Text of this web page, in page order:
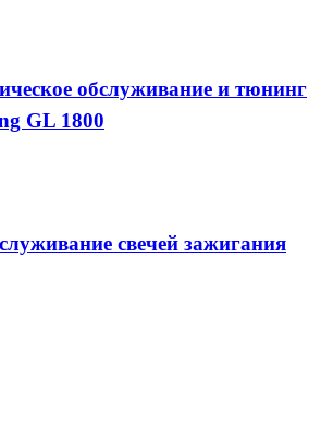
обслуживание и тюнинг
GL 1800
свечей зажигания